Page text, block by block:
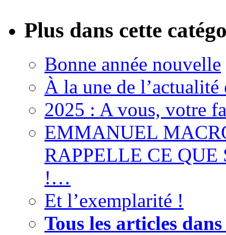
Plus dans cette
Bonne année nouvelle
À la une de
2025 : A vous, votre
EMMANUEL
RAPPELLE CE
!…
Et l’exemplarité !
Tous les articles